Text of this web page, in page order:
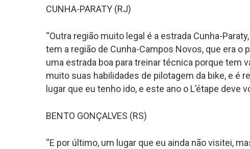
CUNHA-PARATY (RJ)
“Outra região muito legal é a estrada Cunha-
tem a região de Cunha-Campos Novos, que era o
uma estrada boa para treinar técnica porque tem
muito suas habilidades de pilotagem da bike, e é
lugar que eu tenho ido, e este ano o L’étape deve
BENTO GONÇALVES (RS)
“E por último, um lugar que eu ainda não visitei,